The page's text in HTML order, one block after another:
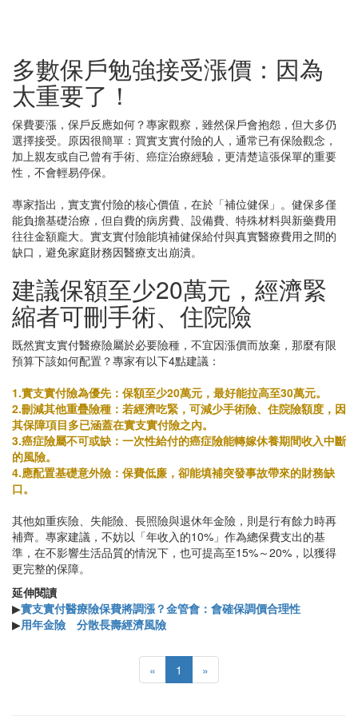
多數保戶勉強接受漲價：因為
太重要了！
保費要漲，保戶反應如何？專家觀察，雖然保戶會抱怨，但大多仍
選擇接受。原因很簡單：買實支實付險的人，通常已有保險觀念，
加上親友或自己曾有手術、癌症治療經驗，更清楚這張保單的重要
性，不會輕易停保。
專家指出，實支實付險的核心價值，在於「補位健保」。健保多僅
能負擔基礎治療，但自費的病房費、設備費、特殊材料與新藥費用
往往金額龐大。實支實付險能填補健保給付與真實醫療費用之間的
缺口，避免家庭財務因醫療支出崩潰。
建議保額至少20萬元，經濟緊
縮者可刪手術、住院險
既然實支實付醫療險屬於必要險種，不宜因漲價而放棄，那麼有限
預算下該如何配置？專家有以下4點建議：
1.實支實付險為優先：保額至少20萬元，最好能拉高至30萬元。
2.刪減其他重疊險種：若經濟吃緊，可減少手術險、住院險額度，因
其保障項目多已涵蓋在實支實付險之內。
3.癌症險屬不可或缺：一次性給付的癌症險能轉嫁休養期間收入中斷
的風險。
4.應配置基礎意外險：保費低廉，卻能填補突發事故帶來的財務缺
口。
其他如重疾險、失能險、長照險與退休年金險，則是行有餘力時再
補齊。專家建議，不妨以「年收入的10%」作為總保費支出的基
準，在不影響生活品質的情況下，也可提高至15%～20%，以獲得
更完整的保障。
延伸閱讀
▶實支實付醫療險保費將調漲？金管會：會確保調價合理性
▶用年金險 分散長壽經濟風險
« 1 »